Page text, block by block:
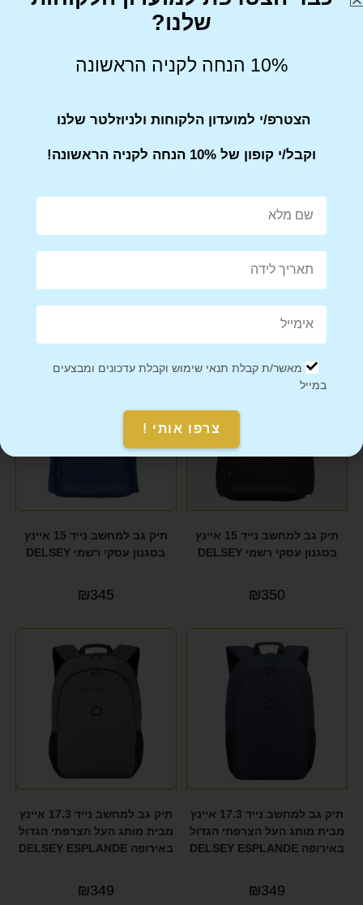
מבית מותג העל הצרפתי הגדול
באירופה DELSEY ESPLANDE
280
תיק גב למחשב נייד 15 איינץ
בסגנון עסקי רשמי DELSEY
₪350
תיק גב למחשב נייד 15 איינץ
בסגנון עסקי רשמי DELSEY
₪345
תיק גב למחשב נייד 17.3 איינץ
מבית מותג העל הצרפתי הגדול
באירופה DELSEY ESPLANDE
₪349
תיק גב למחשב נייד 17.3 איינץ
מבית מותג העל הצרפתי הגדול
באירופה DELSEY ESPLANDE
₪349
שלנו?
10% הנחה לקניה הראשונה
הצטרפ/י למועדון הלקוחות ולניוזלטר שלנו
וקבל/י קופון של 10% הנחה לקניה הראשונה!
מאשר/ת קבלת תנאי שימוש וקבלת עדכונים ומבצעים
במייל
צרפו אותי !